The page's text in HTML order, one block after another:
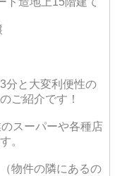
分と大変利便性の
ご紹介です！
スーパーや各種店
。
物件の隣にあるの